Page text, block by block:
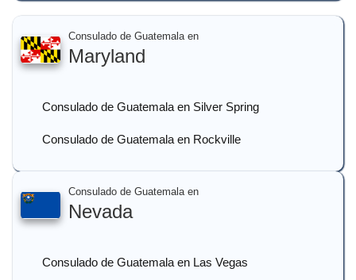
Consulado de Guatemala en
Maryland
Consulado de Guatemala en Silver Spring
Consulado de Guatemala en Rockville
Consulado de Guatemala en
Nevada
Consulado de Guatemala en Las Vegas